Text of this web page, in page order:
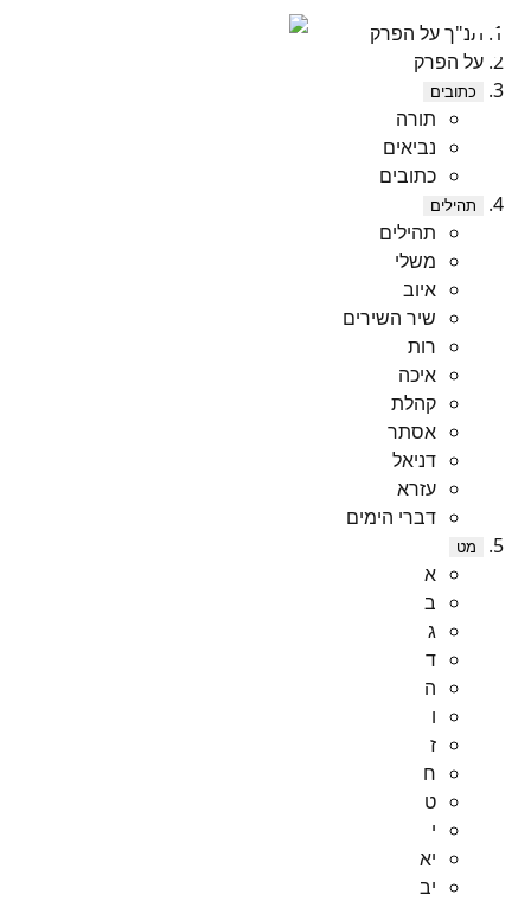
תנ"ך על הפרק
על הפרק
כתובים
תורה
נביאים
כתובים
תהילים
תהילים
משלי
איוב
שיר השירים
רות
איכה
קהלת
אסתר
דניאל
עזרא
דברי הימים
מט
א
ב
ג
ד
ה
ו
ז
ח
ט
י
יא
יב